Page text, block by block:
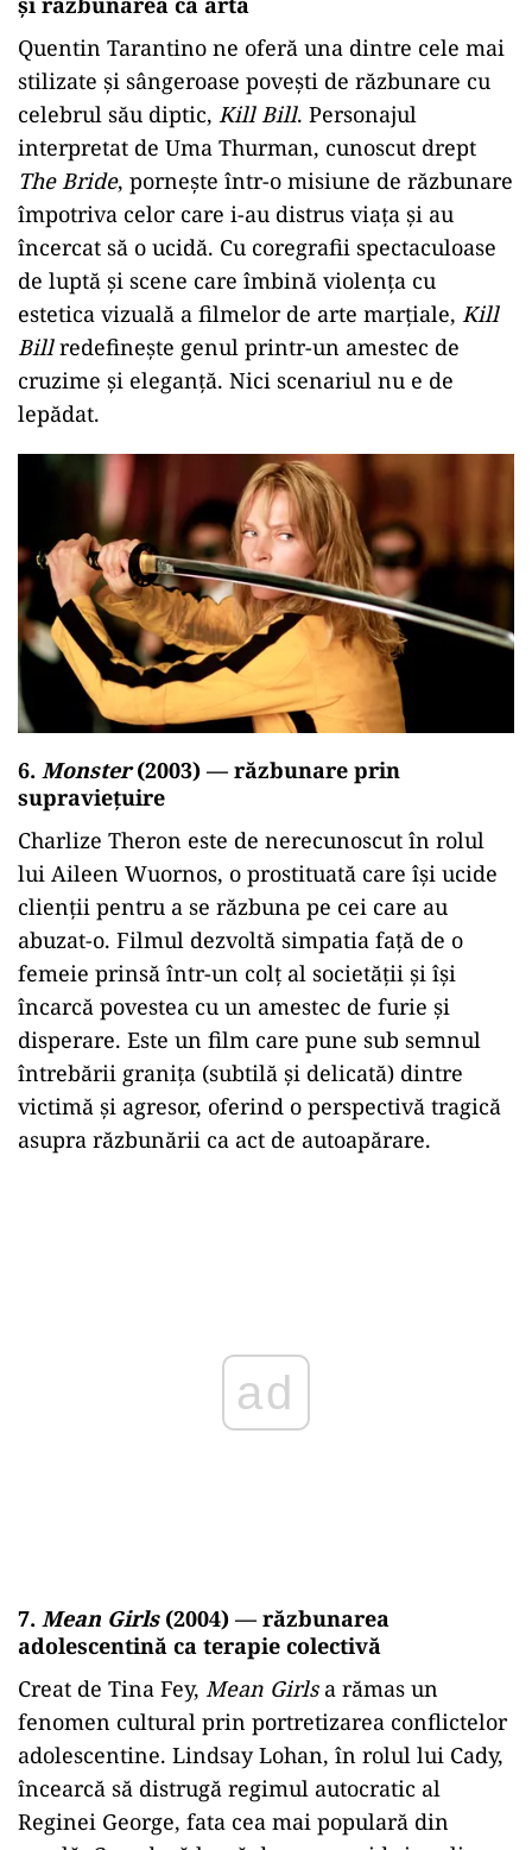
Quentin Tarantino ne oferă una dintre cele mai
stilizate și sângeroase povești de răzbunare cu
celebrul său diptic, Kill Bill. Personajul
interpretat de Uma Thurman, cunoscut drept
The Bride, pornește într-o misiune de răzbunare
împotriva celor care i-au distrus viața și au
încercat să o ucidă. Cu coregrafii spectaculoase
de luptă și scene care îmbină violența cu
estetica vizuală a filmelor de arte marțiale, Kill
Billredefinește genul printr-un amestec de
cruzime și eleganță. Nici scenariul nu e de
lepădat.
6. Monster(2003) — răzbunare prin
supraviețuire
Charlize Theron este de nerecunoscut în rolul
lui Aileen Wuornos, o prostituată care își ucide
clienții pentru a se răzbuna pe cei care au
abuzat-o. Filmul dezvoltă simpatia față de o
femeie prinsă într-un colț al societății și își
încarcă povestea cu un amestec de furie și
disperare. Este un film care pune sub semnul
întrebării granița (subtilă și delicată) dintre
victimă și agresor, oferind o perspectivă tragică
asupra răzbunării ca act de autoapărare.
ad
7. Mean Girls(2004) — răzbunarea
adolescentină ca terapie colectivă
Creat de Tina Fey, Mean Girlsa rămas un
fenomen cultural prin portretizarea conflictelor
adolescentine. Lindsay Lohan, în rolul lui Cady,
încearcă să distrugă regimul autocratic al
Reginei George, fata cea mai populară din